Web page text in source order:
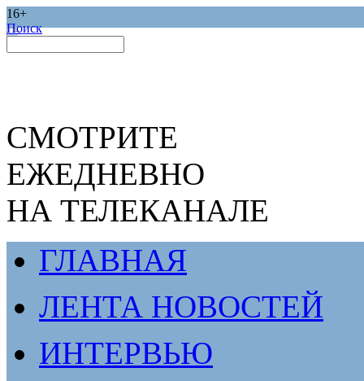
16+
Поиск
СМОТРИТЕ
ЕЖЕДНЕВНО
НА ТЕЛЕКАНАЛЕ
ГЛАВНАЯ
ЛЕНТА НОВОСТЕЙ
ИНТЕРВЬЮ